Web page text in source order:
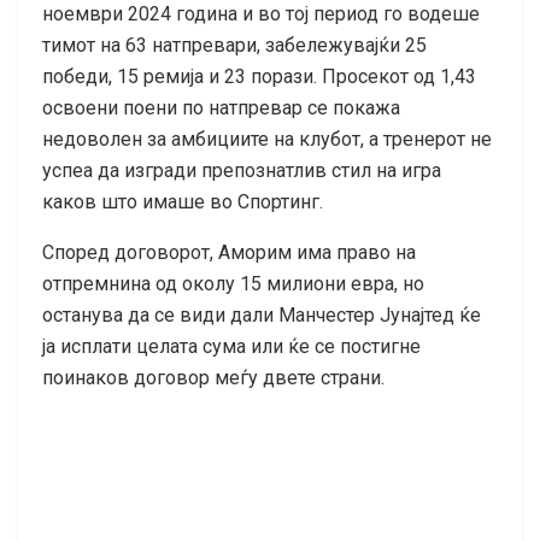
ноември 2024 година и во тој период го водеше
тимот на 63 натпревари, забележувајќи 25
победи, 15 ремија и 23 порази. Просекот од 1,43
освоени поени по натпревар се покажа
недоволен за амбициите на клубот, а тренерот не
успеа да изгради препознатлив стил на игра
каков што имаше во Спортинг.
Според договорот, Аморим има право на
отпремнина од околу 15 милиони евра, но
останува да се види дали Манчестер Јунајтед ќе
ја исплати целата сума или ќе се постигне
поинаков договор меѓу двете страни.